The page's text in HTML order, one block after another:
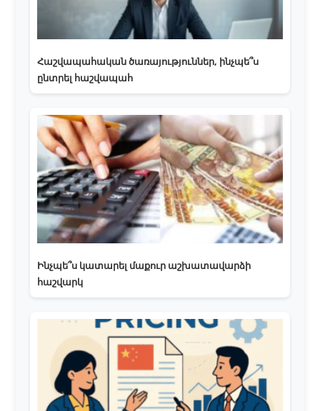
Հաշվապահական ծառայություններ, ինչպե՞ս
ընտրել հաշվապահ
Ինչպե՞ս կատարել մաքուր աշխատավարձի
հաշվարկ